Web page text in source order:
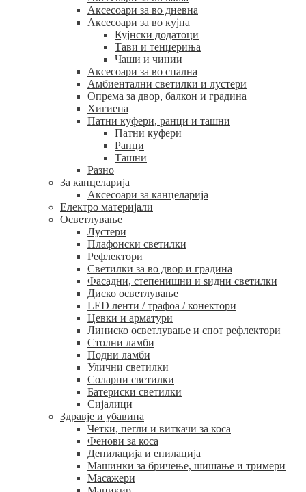
Аксесоари за во дневна
Аксесоари за во кујна
Кујнски додатоци
Тави и тенџериња
Чаши и чинии
Аксесоари за во спална
Амбиентални светилки и лустери
Опрема за двор, балкон и градина
Хигиена
Патни куфери, ранци и ташни
Патни куфери
Ранци
Ташни
Разно
За канцеларија
Аксесоари за канцеларија
Електро материјали
Осветлување
Лустери
Плафонски светилки
Рефлектори
Светилки за во двор и градина
Фасадни, степенишни и ѕидни светилки
Диско осветлување
LED ленти / трафоа / конектори
Цевки и арматури
Линиско осветлување и спот рефлектори
Столни ламби
Подни ламби
Улични светилки
Соларни светилки
Батериски светилки
Сијалици
Здравје и убавина
Четки, пегли и виткачи за коса
Фенови за коса
Депилација и епилација
Машинки за бричење, шишање и тримери
Масажери